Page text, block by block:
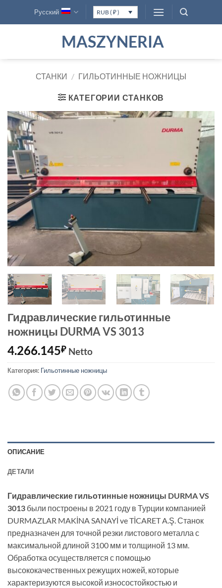
Русский RUB ( ₽ )
MASZYNERIA
СТАНКИ / ГИЛЬОТИННЫЕ НОЖНИЦЫ
КАТЕГОРИИ СТАНКОВ
Гидравлические гильотинные
ножницы DURMA VS 3013
4.266.145₽ Netto
Категория: Гильотинные ножницы
ОПИСАНИЕ
ДЕТАЛИ
Гидравлические гильотинные ножницы DURMA VS
3013 были построены в 2021 году в Турции компанией
DURMAZLAR MAKİNA SANAYİ ve TİCARET A.Ş. Станок
предназначен для точной резки листового металла с
максимальной длиной 3100 мм и толщиной 13 мм.
Обработка осуществляется с помощью
высококачественных режущих ножей, которые
характеризуются высокой износостойкостью и